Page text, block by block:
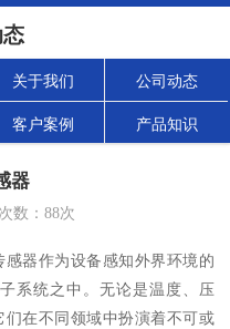
关于我们 公司动态
客户案例 产品知识
器
数： 88次
器作为设备感知外界环境的
系统之中。无论是温度、压
在不同领域中扮演着不可或